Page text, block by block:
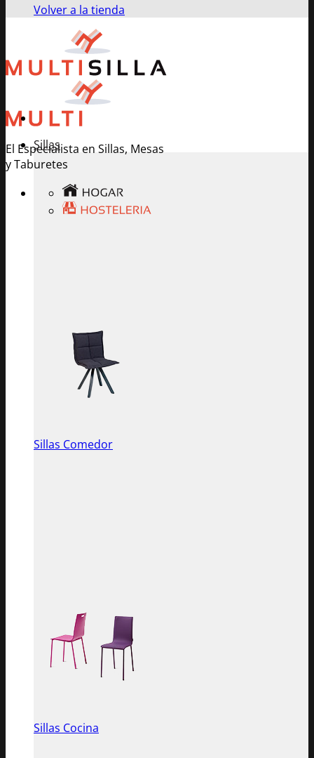
Volver a la tienda
El Especialista en Sillas, Mesas
y Taburetes
Sillas
Sillas Comedor
Sillas Cocina